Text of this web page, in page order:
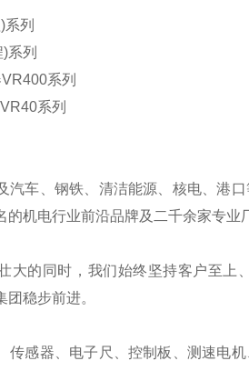
列
列
系列
系列
汽车、钢铁、清洁能源、核电、港
的机电行业前沿品牌及二千余家专业
大的同时，我们始终坚持客户至上
稳步前进。
传感器、电子尺、控制板、测速电